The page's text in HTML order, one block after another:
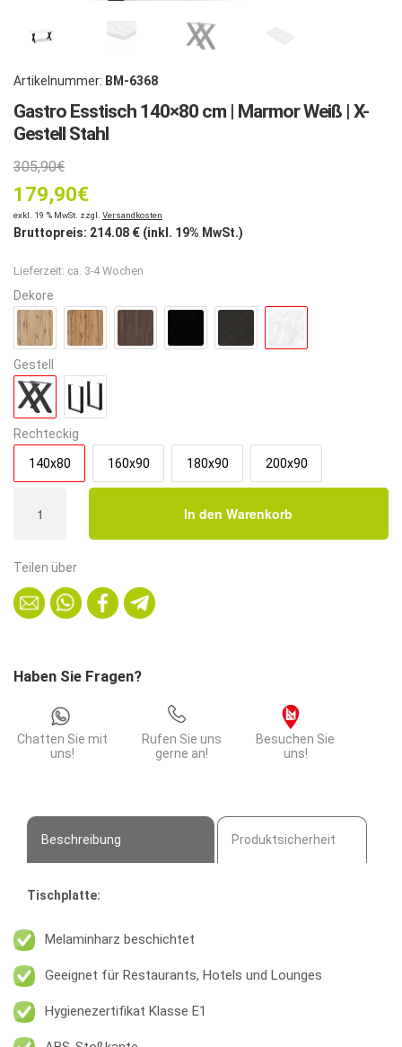
Artikelnummer: BM-6368
Gastro Esstisch 140×80 cm | Marmor Weiß | X-
Gestell Stahl
305,90€Ursprünglicher
Preis
war:
305,90€
179,90€
Aktueller
Preis
ist:
179,90€.
exkl. 19 % MwSt. zzgl. Versandkosten
Bruttopreis: 214.08 € (inkl. 19% MwSt.)
Lieferzeit: ca. 3-4 Wochen
Dekore
Gestell
Rechteckig
140x80 160x90 180x90 200x90
Esstisch
cm
Marmor
Weiß
Gestell
Menge
In den Warenkorb
Teilen über
Haben Sie Fragen?
Chatten Sie mit
uns!
Rufen Sie uns
gerne an!
Besuchen Sie
uns!
Beschreibung Produktsicherheit
Tischplatte:
Melaminharz beschichtet
Geeignet für Restaurants, Hotels und Lounges
Hygienezertifikat Klasse E1